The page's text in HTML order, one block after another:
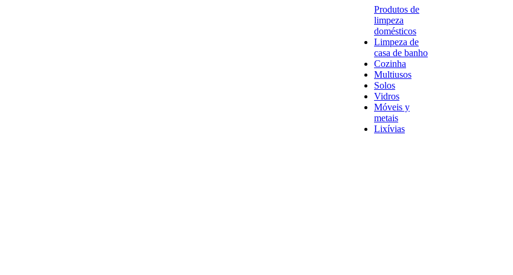
Produtos de
limpeza
domésticos
Limpeza de
casa de banho
Cozinha
Multiusos
Solos
Vidros
Móveis y
metais
Lixívias